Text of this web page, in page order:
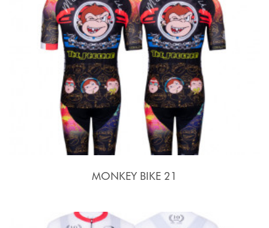
MONKEY BIKE 21